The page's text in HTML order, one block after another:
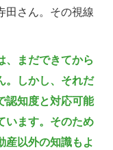
田さん。その視線
まだできてから
。しかし、それだ
認知度と対応可能
います。そのため
産以外の知識もよ